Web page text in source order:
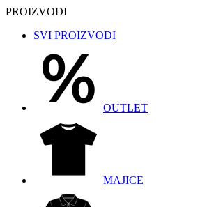
PROIZVODI
SVI PROIZVODI
OUTLET
MAJICE